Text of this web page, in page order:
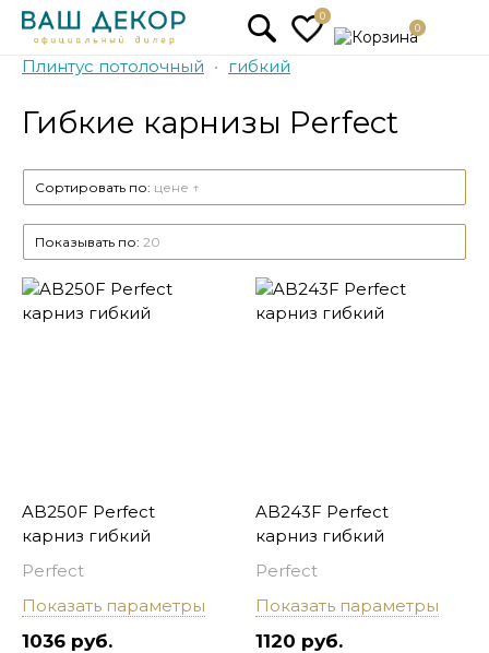
0
0
Плинтус потолочный • гибкий
Гибкие карнизы Perfect
Сортировать по: цене ↑
Показывать по: 20
AB250F Perfect
карниз гибкий
Perfect
Показать параметры
1036 руб.
AB243F Perfect
карниз гибкий
Perfect
Показать параметры
1120 руб.